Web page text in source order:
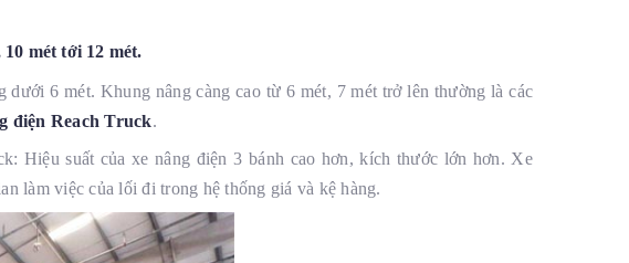
mét tới 12 mét.
dưới 6 mét. Khung nâng càng cao từ 6 mét, 7 mét trở lên thường là các
điện Reach Truck.
Hiệu suất của xe nâng điện 3 bánh cao hơn, kích thước lớn hơn. Xe
làm việc của lối đi trong hệ thống giá và kệ hàng.